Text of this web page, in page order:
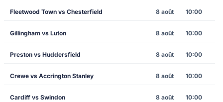
Fleetwood Town vs Chesterfield 8 août 10:00
Gillingham vs Luton 8 août 10:00
Preston vs Huddersfield 8 août 10:00
Crewe vs Accrington Stanley 8 août 10:00
Cardiff vs Swindon 8 août 10:00